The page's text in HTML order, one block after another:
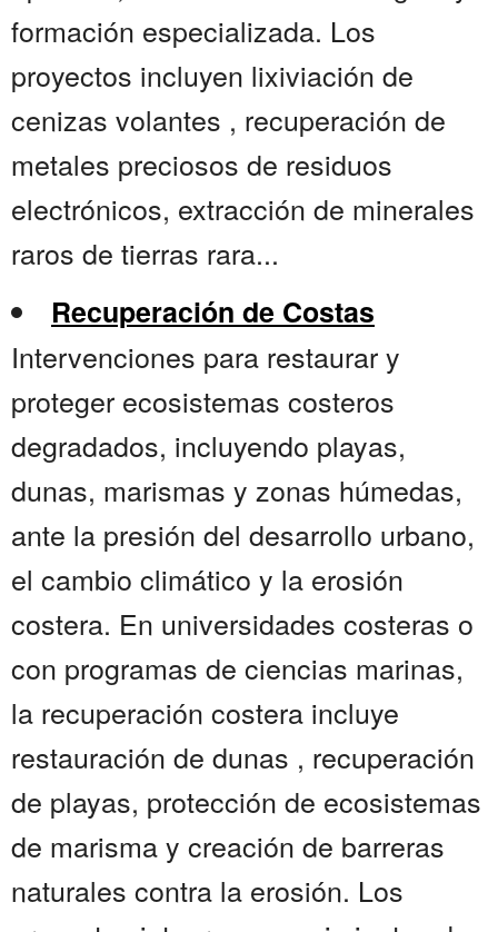
formación especializada. Los
proyectos incluyen lixiviación de
cenizas volantes , recuperación de
metales preciosos de residuos
electrónicos, extracción de minerales
raros de tierras rara...
Recuperación de Costas
Intervenciones para restaurar y
proteger ecosistemas costeros
degradados, incluyendo playas,
dunas, marismas y zonas húmedas,
ante la presión del desarrollo urbano,
el cambio climático y la erosión
costera. En universidades costeras o
con programas de ciencias marinas,
la recuperación costera incluye
restauración de dunas , recuperación
de playas, protección de ecosistemas
de marisma y creación de barreras
naturales contra la erosión. Los